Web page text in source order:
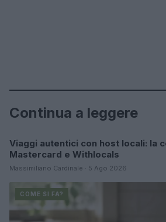
Continua a leggere
COME SI FA?
Viaggi autentici con host locali: la
Mastercard e Withlocals
Massimiliano Cardinale · 5 Ago 2026
COME SI FA?